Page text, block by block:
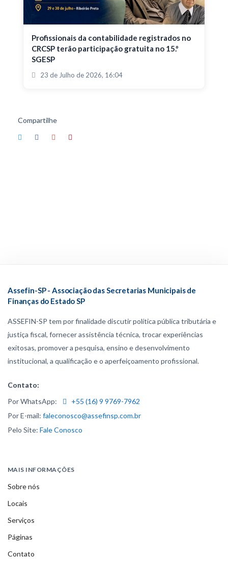
Profissionais da contabilidade registrados no
CRCSP terão participação gratuita no 15.º
SGESP
23 de Julho de 2026, 16:04
Compartilhe
Assefin-SP - Associação das Secretarias Municipais de
Finanças do Estado SP
ASSEFIN-SP tem por finalidade discutir política pública tributária e
justiça fiscal, fornecer assistência técnica, trocar experiências
exitosas, promover a pesquisa, ensino e desenvolvimento
institucional, a qualificação e o aperfeiçoamento profissional.
Contato:
Por WhatsApp:
+55 (16) 9 9769-7962
Por E-mail: faleconosco@assefinsp.com.br
Pelo Site: Fale Conosco
MAIS INFORMAÇÕES
Sobre nós
Locais
Serviços
Páginas
Contato